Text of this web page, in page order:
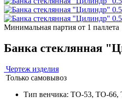
Минимальная партия от 1 паллета
Банка стеклянная
Чертеж изделия
Только самовывоз
Тип венчика: ТО-53, ТО-